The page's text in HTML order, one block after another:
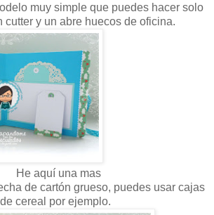
muy simple que puedes hacer solo
cutter y un abre huecos de oficina.
He aquí una mas
de cartón grueso, puedes usar cajas
de cereal por ejemplo.